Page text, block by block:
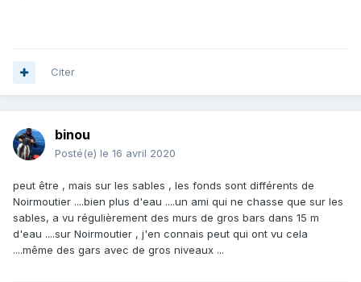
Citer
binou
Posté(e) le 16 avril 2020
peut être , mais sur les sables , les fonds sont différents de
Noirmoutier ....bien plus d'eau ....un ami qui ne chasse que sur les
sables, a vu régulièrement des murs de gros bars dans 15 m
d'eau ....sur Noirmoutier , j'en connais peut qui ont vu cela
....même des gars avec de gros niveaux ...